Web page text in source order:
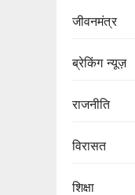
जीवनमंत्र
ब्रेकिंग न्यूज़
राजनीति
‍‍विरासत
शिक्षा